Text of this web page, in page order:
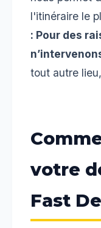
l'itinéraire le
: Pour des
tout autre
votre
Fast